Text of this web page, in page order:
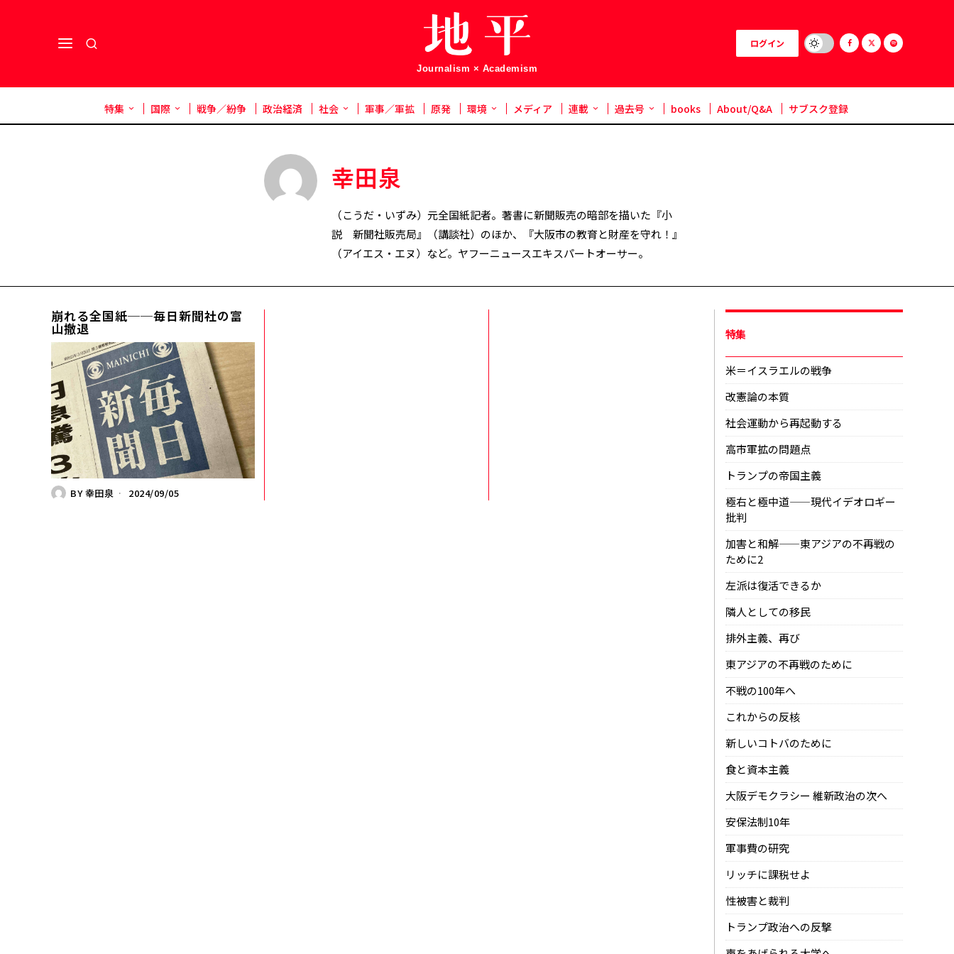
Journalism × Academism
ログイン
特集 国際 戦争／紛争 政治経済 社会 軍事／軍拡 原発 環境 メディア 連載 過去号 books About/Q&A サブスク登録
幸田泉
（こうだ・いずみ）元全国紙記者。著書に新聞販売の暗部を描いた『小
説 新聞社販売局』（講談社）のほか、『大阪市の教育と財産を守れ！』
（アイエス・エヌ）など。ヤフーニュースエキスパートオーサー。
崩れる全国紙──毎日新聞社の富
山撤退
BY幸田泉 2024/09/05
特集
米＝イスラエルの戦争
改憲論の本質
社会運動から再起動する
高市軍拡の問題点
トランプの帝国主義
極右と極中道——現代イデオロギー
批判
加害と和解——東アジアの不再戦の
ために2
左派は復活できるか
隣人としての移民
排外主義、再び
東アジアの不再戦のために
不戦の100年へ
これからの反核
新しいコトバのために
食と資本主義
大阪デモクラシー 維新政治の次へ
安保法制10年
軍事費の研究
リッチに課税せよ
性被害と裁判
トランプ政治への反撃